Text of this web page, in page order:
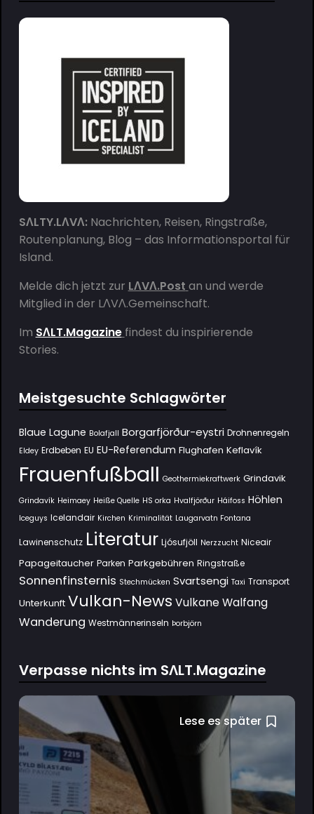
SΛLTY.LΛVΛ:Nachrichten, Reisen, Ringstraße,
Routenplanung, Blog – das Informationsportal für
Island.
Melde dich jetzt zur LΛVΛ.Post an und werde
Mitglied in der LΛVΛ.Gemeinschaft.
Im SΛLT.Magazine findest du inspirierende
Stories.
Meistgesuchte Schlagwörter
Blaue Lagune Bolafjall Borgarfjörður-eystri Drohnenregeln
Eldey Erdbeben EU EU-Referendum Flughafen Keflavík
Frauenfußball Geothermiekraftwerk Grindavik
Grindavík Heimaey Heiße Quelle HS orka Hvalfjörður Háifoss Höhlen
Iceguys Icelandair Kirchen Kriminalität Laugarvatn Fontana
Lawinenschutz Literatur Ljósufjöll Nerzzucht Niceair
Papageitaucher Parken Parkgebühren Ringstraße
Sonnenfinsternis Stechmücken Svartsengi Taxi Transport
Unterkunft Vulkan-News Vulkane Walfang
Wanderung Westmännerinseln Þorbjörn
Verpasse nichts im SΛLT.Magazine
Lese es später